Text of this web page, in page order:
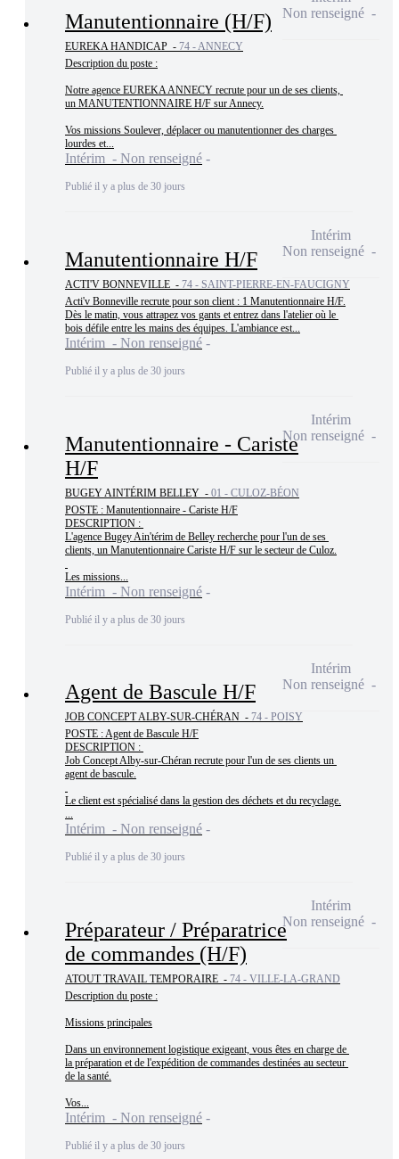
Manutentionnaire (H/F)
EUREKA HANDICAP - 74 - ANNECY
Description du poste :
Notre agence EUREKA ANNECY recrute pour un de ses clients,
un MANUTENTIONNAIRE H/F sur Annecy.
Vos missions Soulever, déplacer ou manutentionner des charges
lourdes et...
Intérim - Non renseigné
Publié il y a plus de 30 jours
Non renseigné
Manutentionnaire H/F
ACTI'V BONNEVILLE - 74 - SAINT-PIERRE-EN-FAUCIGNY
Acti'v Bonneville recrute pour son client : 1 Manutentionnaire H/F.
Dès le matin, vous attrapez vos gants et entrez dans l'atelier où le
bois défile entre les mains des équipes. L'ambiance est...
Intérim - Non renseigné
Publié il y a plus de 30 jours
Intérim
Non renseigné
Manutentionnaire - Cariste
H/F
BUGEY AINTÉRIM BELLEY - 01 - CULOZ-BÉON
POSTE : Manutentionnaire - Cariste H/F
DESCRIPTION :
L'agence Bugey Ain'térim de Belley recherche pour l'un de ses
clients, un Manutentionnaire Cariste H/F sur le secteur de Culoz.
Les missions...
Intérim - Non renseigné
Publié il y a plus de 30 jours
Intérim
Non renseigné
Agent de Bascule H/F
JOB CONCEPT ALBY-SUR-CHÉRAN - 74 - POISY
POSTE : Agent de Bascule H/F
DESCRIPTION :
Job Concept Alby-sur-Chéran recrute pour l'un de ses clients un
agent de bascule.
Le client est spécialisé dans la gestion des déchets et du recyclage.
...
Intérim - Non renseigné
Publié il y a plus de 30 jours
Intérim
Non renseigné
Préparateur / Préparatrice
de commandes (H/F)
ATOUT TRAVAIL TEMPORAIRE - 74 - VILLE-LA-GRAND
Description du poste :
Missions principales
Dans un environnement logistique exigeant, vous êtes en charge de
la préparation et de l'expédition de commandes destinées au secteur
de la santé.
Vos...
Intérim - Non renseigné
Publié il y a plus de 30 jours
Intérim
Non renseigné